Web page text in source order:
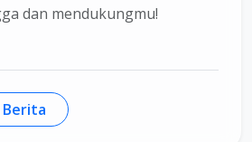
dan mendukungmu!
Berita